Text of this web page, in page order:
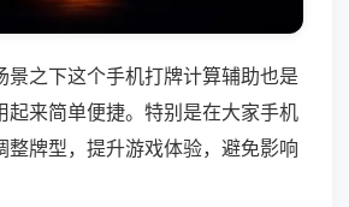
景之下这个手机打牌计算辅助也是
起来简单便捷。特别是在大家手机
整牌型，提升游戏体验，避免影响